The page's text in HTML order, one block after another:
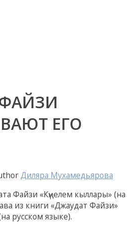
ЕГО
Диляра Мухамедьярова
Файзи «Күңелем кыллары» (на
из книги «Джаудат Файзи»
русском языке).